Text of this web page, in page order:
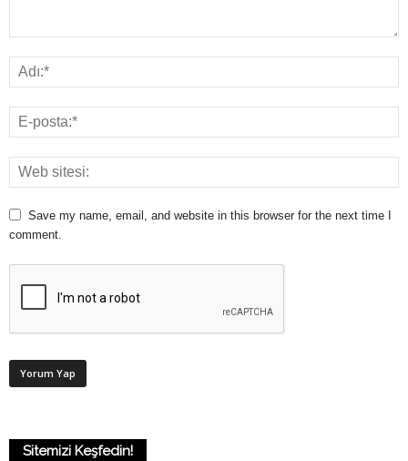
Save my name, email, and website in this browser for the next time I
comment.
Sitemizi Keşfedin!